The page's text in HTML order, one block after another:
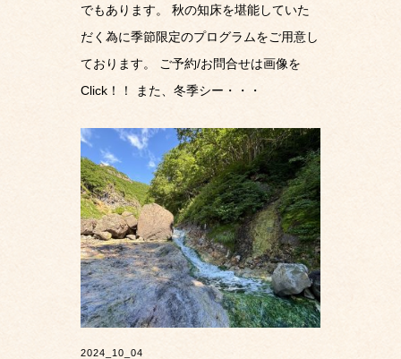
でもあります。 秋の知床を堪能していた
だく為に季節限定のプログラムをご用意し
ております。 ご予約/お問合せは画像を
Click！！ また、冬季シー・・・
2024_10_04